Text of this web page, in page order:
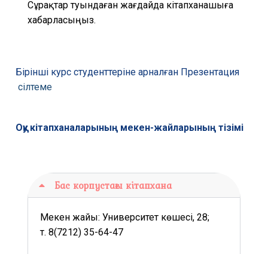
Сұрақтар туындаған жағдайда кітапханашыға
хабарласыңыз.
Бірінші курс студенттеріне арналған Презентация
сілтеме
Оқу кітапханаларының мекен-жайларының тізімі
Бас корпустағы кітапхана
Мекен жайы: Университет көшесі, 28;
т. 8(7212) 35-64-47